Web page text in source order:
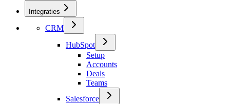
Integraties
CRM
HubSpot
Setup
Accounts
Deals
Teams
Salesforce